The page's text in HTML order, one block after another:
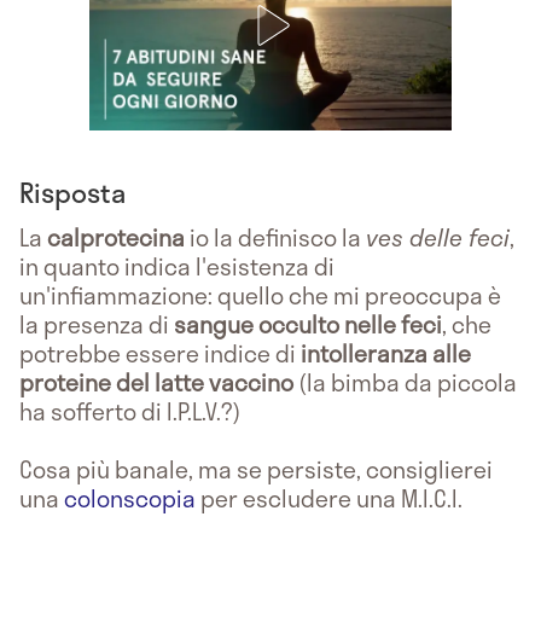
Risposta
Lacalprotecina io la definisco la ves delle feci,
in quanto indica l'esistenza di
un'infiammazione: quello che mi preoccupa è
la presenza di sangue occulto nelle feci, che
potrebbe essere indice di intolleranza alle
proteine del latte vaccino (la bimba da piccola
ha sofferto di I.P.L.V.?)
Cosa più banale, ma se persiste, consiglierei
unacolonscopia per escludere una M.I.C.I.